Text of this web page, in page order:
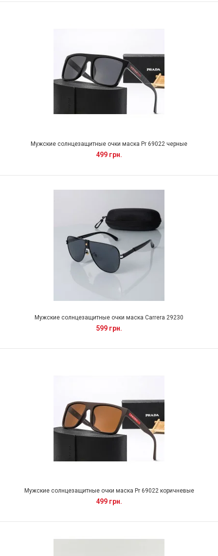
Мужские солнцезащитные очки маска Pr 69022 черные
499 грн.
Мужские солнцезащитные очки маска Carrera 29230
599 грн.
Мужские солнцезащитные очки маска Pr 69022 коричневые
499 грн.